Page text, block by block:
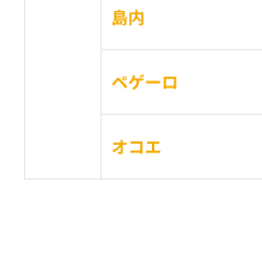
島内
ペゲーロ
オコエ